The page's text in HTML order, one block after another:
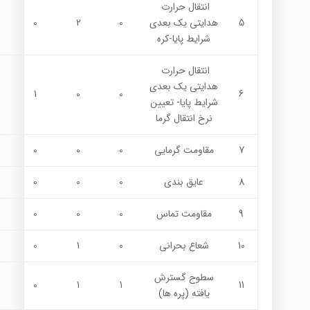
5
انتقال حرارت
هدايتي يك بعدي
شرايط پايا-كره
0
2
0
6
انتقال حرارت
هدايتي يك بعدي
شرايط پايا- تعيين
نرخ انتقال گرما
0
0
1
7 مقاومت گرمايي 0
0
0
8 عايق بندي 0
0
0
9 مقاومت تماس 0
0
0
10 شعاع بحراني 0
1
0
11
سطوح گسترش
يافته (پره ها)
1
1
0